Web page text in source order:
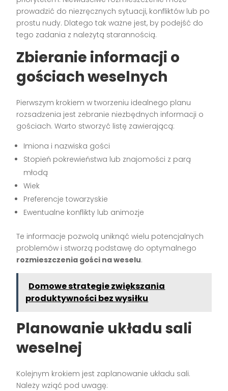
prowadzić do niezręcznych sytuacji, konfliktów lub po
prostu nudy. Dlatego tak ważne jest, by podejść do
tego zadania z należytą starannością.
Zbieranie informacji o
gościach weselnych
Pierwszym krokiem w tworzeniu idealnego planu
rozsadzenia jest zebranie niezbędnych informacji o
gościach. Warto stworzyć listę zawierającą:
Imiona i nazwiska gości
Stopień pokrewieństwa lub znajomości z parą
młodą
Wiek
Preferencje towarzyskie
Ewentualne konflikty lub animozje
Te informacje pozwolą uniknąć wielu potencjalnych
problemów i stworzą podstawę do optymalnego
rozmieszczenia gości na weselu.
Domowe strategie zwiększania
produktywności bez wysiłku
Planowanie układu sali
weselnej
Kolejnym krokiem jest zaplanowanie układu sali.
Należy wziąć pod uwagę: